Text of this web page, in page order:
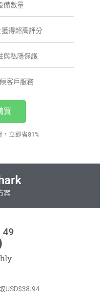
備數量
得超高評分
與私隱保護
客戶服務
買
立即省81%
案
49
USD$38.94